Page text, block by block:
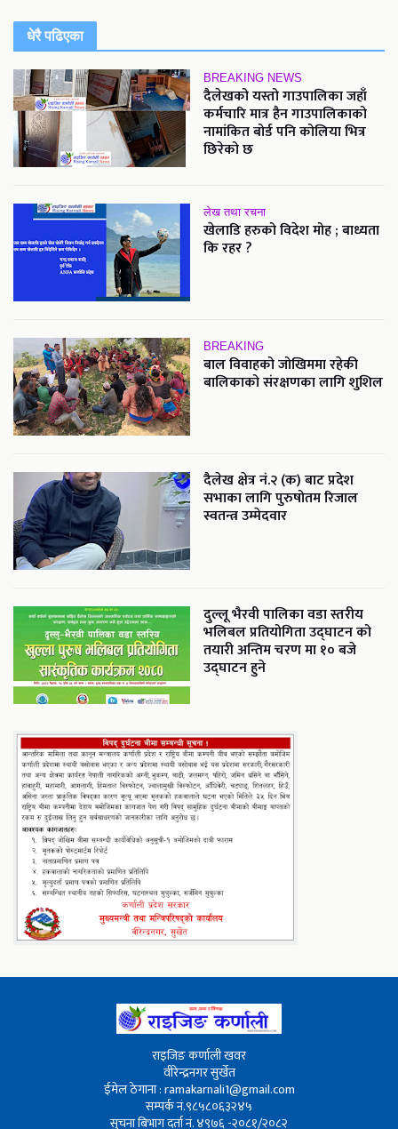
धेरै पढिएका
BREAKING NEWS
दैलेखको यस्तो गाउपालिका जहाँ
कर्मचारि मात्र हैन गाउपालिकाको
नामांकित बोर्ड पनि कोलिया भित्र
छिरेको छ
लेख तथा रचना
खेलाडि हरुको विदेश मोह ; बाध्यता
कि रहर ?
BREAKING
बाल विवाहको जोखिममा रहेकी
बालिकाको संरक्षणका लागि शुशिल
दैलेख क्षेत्र नं.२ (क) बाट प्रदेश
सभाका लागि पुरुषोतम रिजाल
स्वतन्त्र उम्मेदवार
दुल्लू भैरवी पालिका वडा स्तरीय
भलिबल प्रतियोगिता उद्घाटन को
तयारी अन्तिम चरण मा १० बजे
उद्घाटन हुने
राइजिङ कर्णाली खवर
वीरेन्द्रनगर सुर्खेत
ईमेल ठेगाना : ramakarnali1@gmail.com
सम्पर्क नं.९८५८०६३२४५
सुचना बिभाग दर्ता नं. ४९७६ -२०८१/२०८२